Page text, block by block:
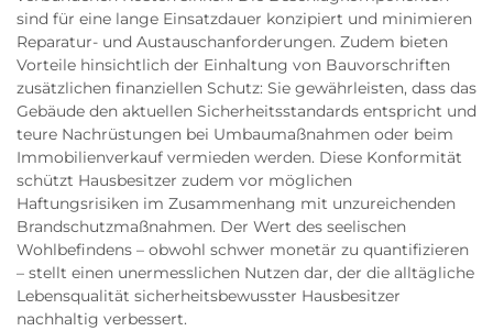
sind für eine lange Einsatzdauer konzipiert und minimieren
Reparatur- und Austauschanforderungen. Zudem bieten
Vorteile hinsichtlich der Einhaltung von Bauvorschriften
zusätzlichen finanziellen Schutz: Sie gewährleisten, dass das
Gebäude den aktuellen Sicherheitsstandards entspricht und
teure Nachrüstungen bei Umbaumaßnahmen oder beim
Immobilienverkauf vermieden werden. Diese Konformität
schützt Hausbesitzer zudem vor möglichen
Haftungsrisiken im Zusammenhang mit unzureichenden
Brandschutzmaßnahmen. Der Wert des seelischen
Wohlbefindens – obwohl schwer monetär zu quantifizieren
– stellt einen unermesslichen Nutzen dar, der die alltägliche
Lebensqualität sicherheitsbewusster Hausbesitzer
nachhaltig verbessert.